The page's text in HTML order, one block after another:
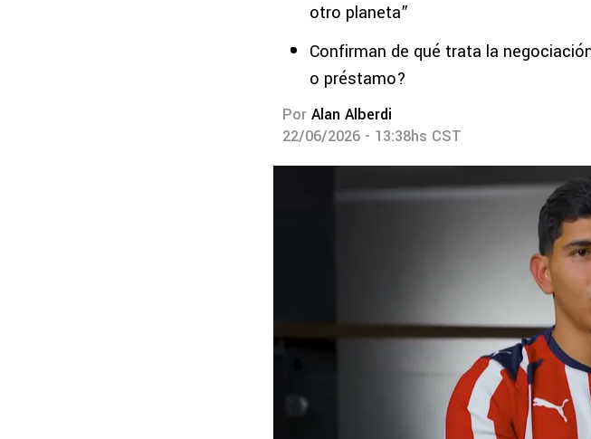
otro planeta”
Confirman de qué trata la
o préstamo?
Por Alan Alberdi
22/06/2026 - 13:38hs CST